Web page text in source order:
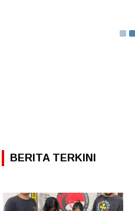
BERITA TERKINI